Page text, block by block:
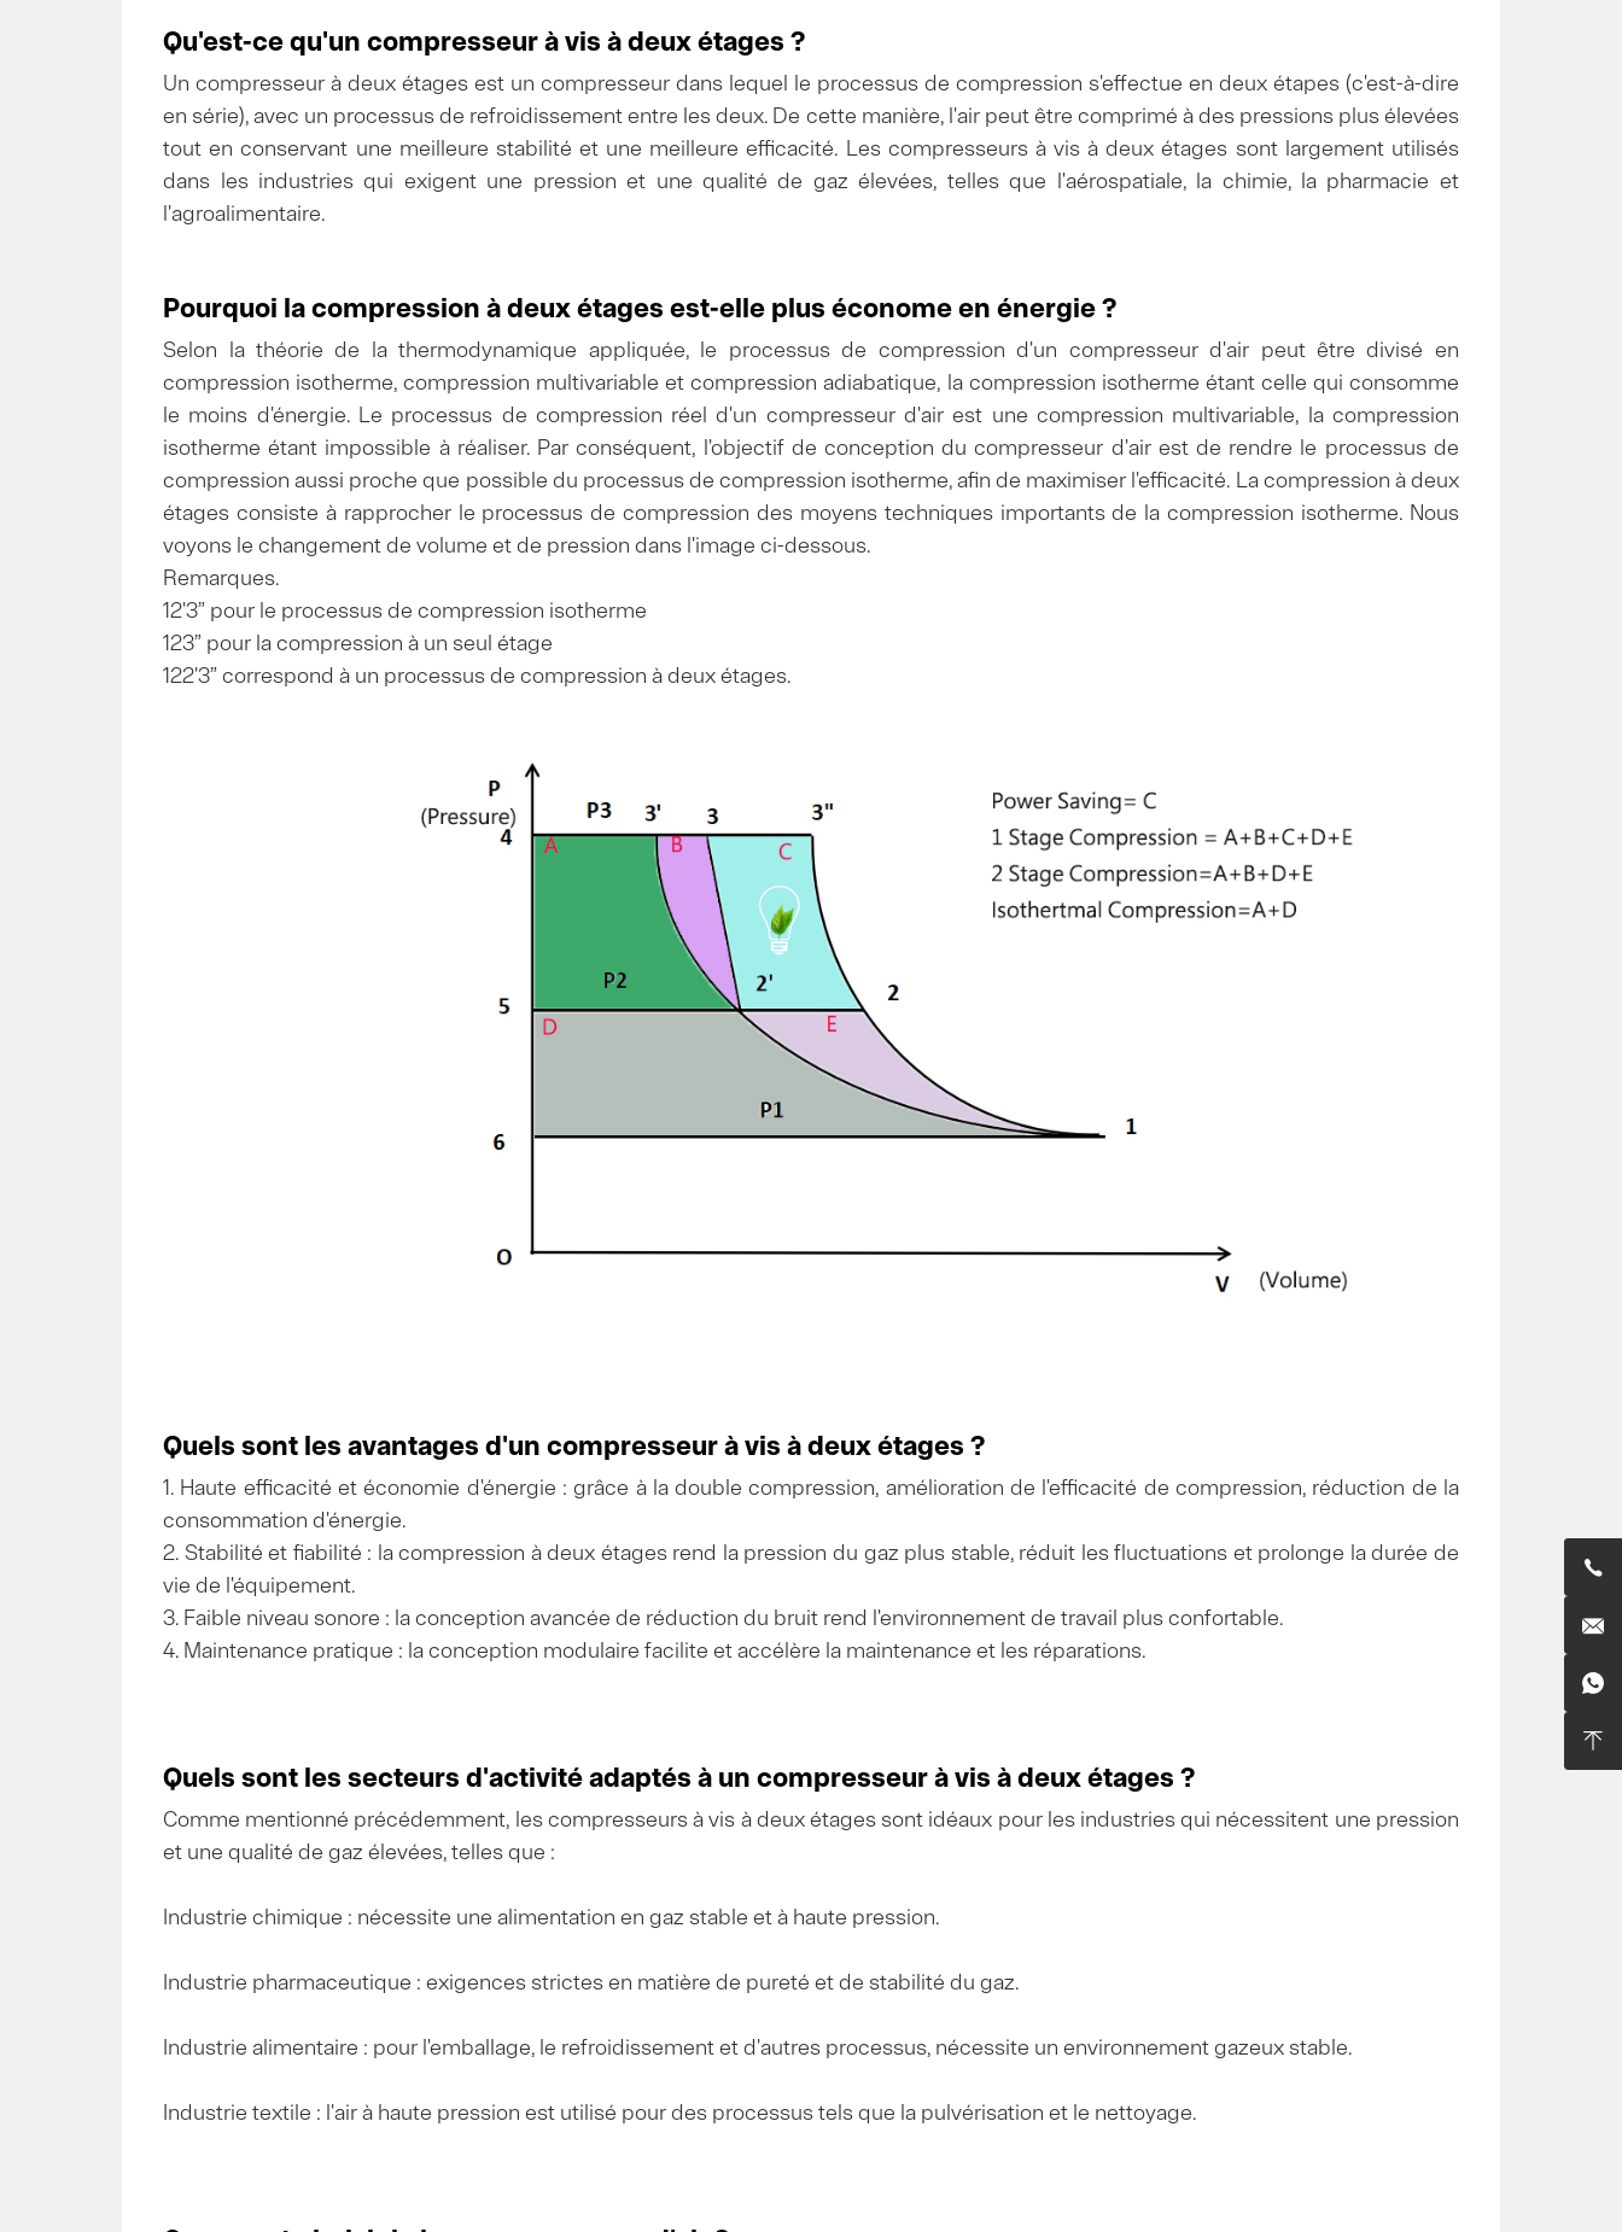




Qu'est-ce qu'un compresseur à vis à deux étages ?
Un compresseur à deux étages est un compresseur dans lequel le processus de compression s'effectue en deux étapes (c'est-à-dire
en série), avec un processus de refroidissement entre les deux. De cette manière, l'air peut être comprimé à des pressions plus élevées
tout en conservant une meilleure stabilité et une meilleure efficacité. Les compresseurs à vis à deux étages sont largement utilisés
dans les industries qui exigent une pression et une qualité de gaz élevées, telles que l'aérospatiale, la chimie, la pharmacie et
l'agroalimentaire.
Pourquoi la compression à deux étages est-elle plus économe en énergie ?
Selon la théorie de la thermodynamique appliquée, le processus de compression d'un compresseur d'air peut être divisé en
compression isotherme, compression multivariable et compression adiabatique, la compression isotherme étant celle qui consomme
le moins d'énergie. Le processus de compression réel d'un compresseur d'air est une compression multivariable, la compression
isotherme étant impossible à réaliser. Par conséquent, l'objectif de conception du compresseur d'air est de rendre le processus de
compression aussi proche que possible du processus de compression isotherme, afin de maximiser l'efficacité. La compression à deux
étages consiste à rapprocher le processus de compression des moyens techniques importants de la compression isotherme. Nous
voyons le changement de volume et de pression dans l'image ci-dessous.
Remarques.
12'3” pour le processus de compression isotherme
123” pour la compression à un seul étage
122'3” correspond à un processus de compression à deux étages.
Quels sont les avantages d'un compresseur à vis à deux étages ?
1. Haute efficacité et économie d'énergie : grâce à la double compression, amélioration de l'efficacité de compression, réduction de la
consommation d'énergie.
2. Stabilité et fiabilité : la compression à deux étages rend la pression du gaz plus stable, réduit les fluctuations et prolonge la durée de
vie de l'équipement.
3. Faible niveau sonore : la conception avancée de réduction du bruit rend l'environnement de travail plus confortable.
4. Maintenance pratique : la conception modulaire facilite et accélère la maintenance et les réparations.
Quels sont les secteurs d'activité adaptés à un compresseur à vis à deux étages ?
Comme mentionné précédemment, les compresseurs à vis à deux étages sont idéaux pour les industries qui nécessitent une pression
et une qualité de gaz élevées, telles que :
Industrie chimique : nécessite une alimentation en gaz stable et à haute pression.
Industrie pharmaceutique : exigences strictes en matière de pureté et de stabilité du gaz.
Industrie alimentaire : pour l'emballage, le refroidissement et d'autres processus, nécessite un environnement gazeux stable.
Industrie textile : l'air à haute pression est utilisé pour des processus tels que la pulvérisation et le nettoyage.